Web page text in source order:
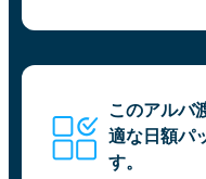
このアルバ
適な日額パ
す。